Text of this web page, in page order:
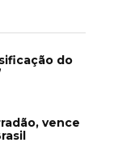
do
vence